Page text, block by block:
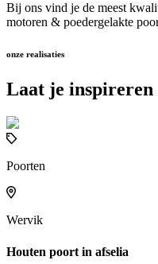
Bij ons vind je de meest
motoren & poedergelakte
onze realisaties
Laat je inspireren
Poorten
Wervik
Houten poort in afselia